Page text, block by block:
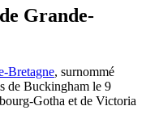
Grande-
Bretagne, surnommé
de Buckingham le 9
Gotha et de Victoria